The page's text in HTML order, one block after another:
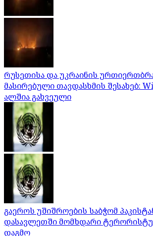
რუსეთისა და უკრაინის
მასირებული თავდასხმის შესახებ:
ალშია გახვეული
გაეროს უშიშროების საბჭომ
დასავლეთში მომხდარი
დაგმო